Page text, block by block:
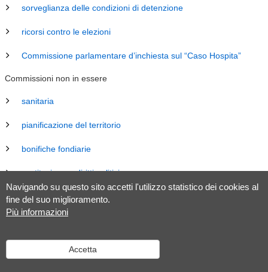
Navigando su questo sito accetti l'utilizzo statistico dei cookies al
fine del suo miglioramento.
Più informazioni
Accetta
sorveglianza delle condizioni di detenzione
ricorsi contro le elezioni
Commissione parlamentare d’inchiesta sul “Caso Hospita”
Commissioni non in essere
sanitaria
pianificazione del territorio
bonifiche fondiarie
costituzione e diritti politici
energia